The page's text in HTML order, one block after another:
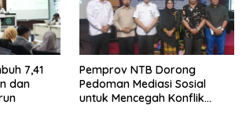
7,41
dan
Pemprov NTB Dorong
Pedoman Mediasi Sosial
untuk Mencegah Konflik